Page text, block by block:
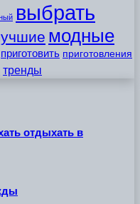
выбрать
модные
приготовить приготовления
тренды
отдыхать в